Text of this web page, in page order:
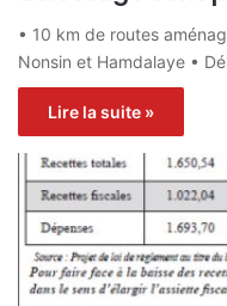
• 10 km de routes
Nonsin et Hamdalaye •
Lire la suite »